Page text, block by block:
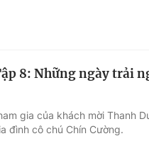
8: Những ngày trải
gia của khách mời Thanh
đình cô chú Chín Cường.